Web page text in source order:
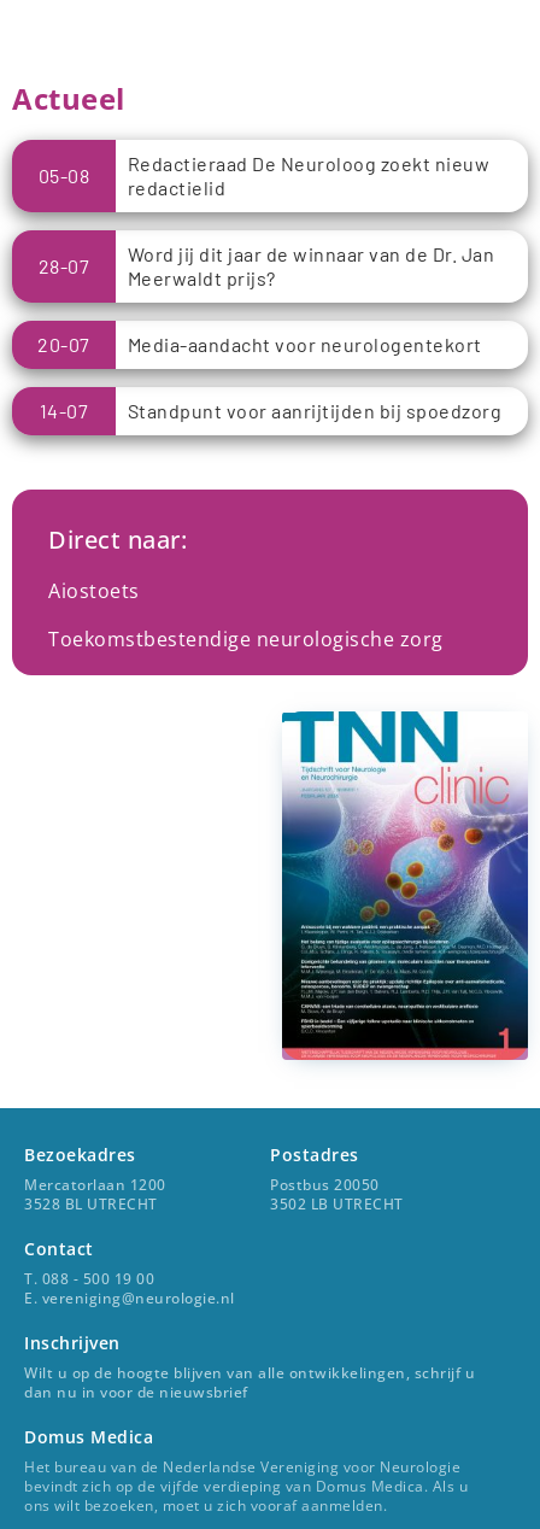
Actueel
05-08
Redactieraad De Neuroloog zoekt nieuw
redactielid
28-07
Word jij dit jaar de winnaar van de Dr. Jan
Meerwaldt prijs?
20-07 Media-aandacht voor neurologentekort
14-07 Standpunt voor aanrijtijden bij spoedzorg
Direct naar:
Aiostoets
Toekomstbestendige neurologische zorg
Bezoekadres
Mercatorlaan 1200
3528 BL UTRECHT
Postadres
Postbus 20050
3502 LB UTRECHT
Contact
T. 088 - 500 19 00
E. vereniging@neurologie.nl
Inschrijven
Wilt u op de hoogte blijven van alle ontwikkelingen, schrijf u
dan nu in voor de nieuwsbrief
Domus Medica
Het bureau van de Nederlandse Vereniging voor Neurologie
bevindt zich op de vijfde verdieping van Domus Medica. Als u
ons wilt bezoeken, moet u zich vooraf aanmelden.